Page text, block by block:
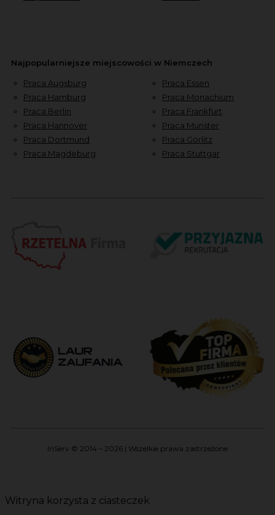
Najpopularniejsze miejscowości w Niemczech
Praca Augsburg
Praca Hamburg
Praca Berlin
Praca Hannover
Praca Dortmund
Praca Magdeburg
Praca Essen
Praca Monachium
Praca Frankfurt
Praca Munster
Praca Görlitz
Praca Stuttgar
InServ © 2014 – 2026 | Wszelkie prawa zastrzeżone
Witryna korzysta z ciasteczek